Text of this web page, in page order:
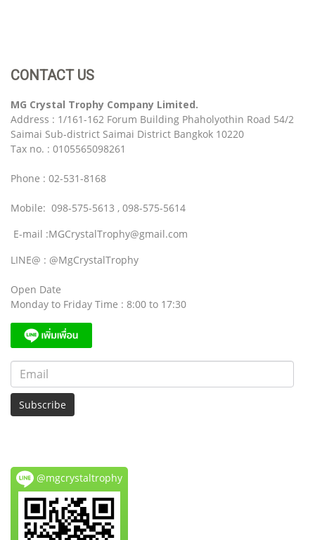
CONTACT US
MG Crystal Trophy Company Limited.
Address : 1/161-162 Forum Building Phaholyothin Road 54/2
Saimai Sub-district Saimai District Bangkok 10220
Tax no. : 0105565098261
Phone : 02-531-8168
Mobile: 098-575-5613 , 098-575-5614
E-mail :MGCrystalTrophy@gmail.com
LINE@ : @MgCrystalTrophy
Open Date
Monday to Friday Time : 8:00 to 17:30
Subscribe
@mgcrystaltrophy